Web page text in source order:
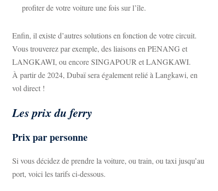
profiter de votre voiture une fois sur l’île.
Enfin, il existe d’autres solutions en fonction de votre circuit.
Vous trouverez par exemple, des liaisons en PENANG et
LANGKAWI, ou encore SINGAPOUR et LANGKAWI.
À partir de 2024, Dubaï sera également relié à Langkawi, en
vol direct !
Les prix du ferry
Prix par personne
Si vous décidez de prendre la voiture, ou train, ou taxi jusqu’au
port, voici les tarifs ci-dessous.